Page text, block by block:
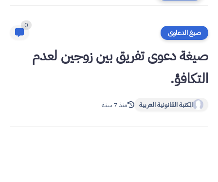
صيغ الدعاوى
0
صيغة دعوى تفريق بين زوجين لعدم
التكافؤ.
المكتبة القانونية العربية منذ 7 سنة